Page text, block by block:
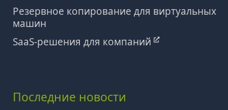
Резервное копирование для виртуальных
машин
SaaS-решения для компаний
Последние новости